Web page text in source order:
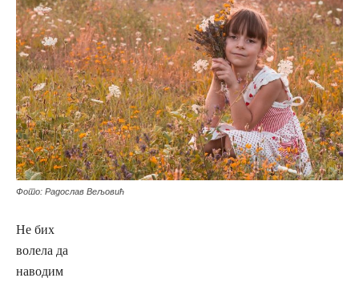
Фото: Радослав Вељовић
Не бих
волела да
наводим